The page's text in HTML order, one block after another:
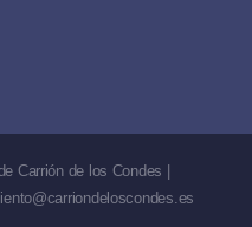
Carrión de los Condes |